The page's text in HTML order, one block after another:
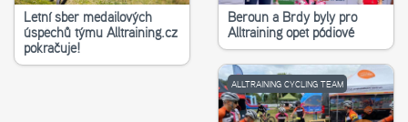
Letní sběr medailových
úspěchů týmu Alltraining.cz
pokračuje!
Beroun a Brdy byly pro
Alltraining opět pódiové
ALLTRAINING CYCLING TEAM